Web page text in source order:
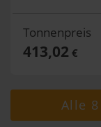
Tonnenpreis
413,02 €
Alle